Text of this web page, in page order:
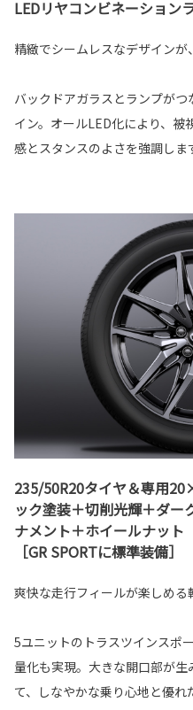
LEDリヤコンビネーション
精緻でシームレスなデザインが
バックドアガラスとランプが
イン。オールLED化により、被
感とスタンスのよさを強調しま
235/50R20タイヤ＆専用
ック塗装＋切削光輝＋ダー
ナメント＋ホイールナット
［GR SPORTに標準装備］
爽快な走行フィールが楽しめる
5ユニットのトラスツインスポ
量化も実現。大きな開口部が
て、しなやかな乗り心地と優れ